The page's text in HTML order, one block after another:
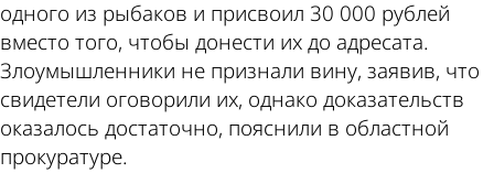
одного из рыбаков и присвоил 30 000 рублей
вместо того, чтобы донести их до адресата.
Злоумышленники не признали вину, заявив, что
свидетели оговорили их, однако доказательств
оказалось достаточно, пояснили в областной
прокуратуре.